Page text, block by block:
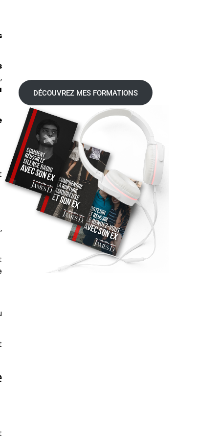
DÉCOUVREZ MES FORMATIONS